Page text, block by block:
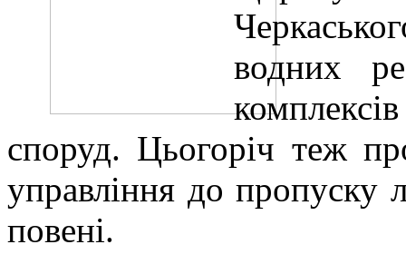
водних
споруд. Цьогоріч теж
управління до пропуску
повені.